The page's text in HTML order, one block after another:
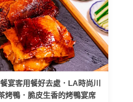
宴客用餐好去處．LA時尚川
烤鴨．脆皮生香的烤鴨宴席